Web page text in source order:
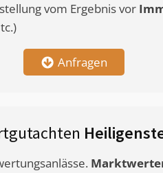
vom Ergebnis vor
Anfragen